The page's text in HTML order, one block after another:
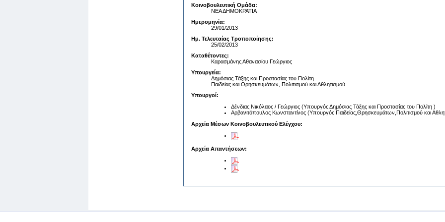
Κοινοβουλευτική Ομάδα:
ΝΕΑ ΔΗΜΟΚΡΑΤΙΑ
Ημερομηνία:
29/01/2013
Ημ. Τελευταίας Τροποποίησης:
25/02/2013
Καταθέτοντες:
Καρασμάνης Αθανασίου Γεώργιος
Υπουργεία:
Δημόσιας Τάξης και Προστασίας του Πολίτη
Παιδείας και Θρησκευμάτων, Πολιτισμού και Αθλητισμού
Υπουργοί:
Δένδιας Νικόλαος / Γεώργιος (Υπουργός Δημόσιας Τάξης και Προστασίας του Πολίτη )
Αρβανιτόπουλος Κωνσταντίνος (Υπουργός Παιδείας,Θρησκευμάτων,Πολιτισμού και
Αρχεία Μέσων Κοινοβουλευτικού Ελέγχου:
Αρχεία Απαντήσεων: